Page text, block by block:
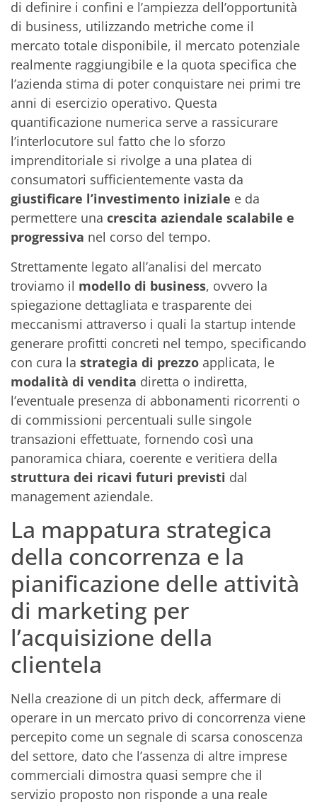
di definire i confini e l’ampiezza dell’opportunità
di business, utilizzando metriche come il
mercato totale disponibile, il mercato potenziale
realmente raggiungibile e la quota specifica che
l’azienda stima di poter conquistare nei primi tre
anni di esercizio operativo. Questa
quantificazione numerica serve a rassicurare
l’interlocutore sul fatto che lo sforzo
imprenditoriale si rivolge a una platea di
consumatori sufficientemente vasta da
giustificare l’investimento iniziale e da
permettere una crescita aziendale scalabile e
progressiva nel corso del tempo.
Strettamente legato all’analisi del mercato
troviamo il modello di business, ovvero la
spiegazione dettagliata e trasparente dei
meccanismi attraverso i quali la startup intende
generare profitti concreti nel tempo, specificando
con cura la strategia di prezzo applicata, le
modalità di vendita diretta o indiretta,
l’eventuale presenza di abbonamenti ricorrenti o
di commissioni percentuali sulle singole
transazioni effettuate, fornendo così una
panoramica chiara, coerente e veritiera della
struttura dei ricavi futuri previsti dal
management aziendale.
La mappatura strategica
della concorrenza e la
pianificazione delle attività
di marketing per
l’acquisizione della
clientela
Nella creazione di un pitch deck, affermare di
operare in un mercato privo di concorrenza viene
percepito come un segnale di scarsa conoscenza
del settore, dato che l’assenza di altre imprese
commerciali dimostra quasi sempre che il
servizio proposto non risponde a una reale